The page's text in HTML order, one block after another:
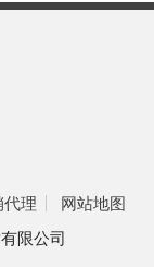
代理
网站地图
限公司